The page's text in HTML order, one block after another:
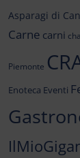
Asparagi di
Carne carni
Piemonte
Enoteca Eventi